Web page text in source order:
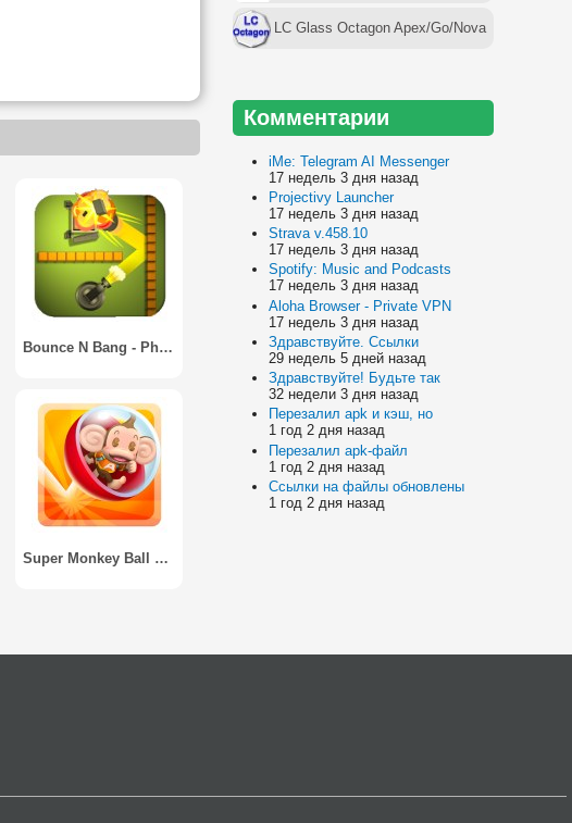
Bounce N Bang - Physics Puzzle Premium Version
Super Monkey Ball Bounce
LC Glass Octagon Apex/Go/Nova
Комментарии
iMe: Telegram AI Messenger
17 недель 3 дня назад
Projectivy Launcher
17 недель 3 дня назад
Strava v.458.10
17 недель 3 дня назад
Spotify: Music and Podcasts
17 недель 3 дня назад
Aloha Browser - Private VPN
17 недель 3 дня назад
Здравствуйте. Ссылки
29 недель 5 дней назад
Здравствуйте! Будьте так
32 недели 3 дня назад
Перезалил apk и кэш, но
1 год 2 дня назад
Перезалил apk-файл
1 год 2 дня назад
Ссылки на файлы обновлены
1 год 2 дня назад